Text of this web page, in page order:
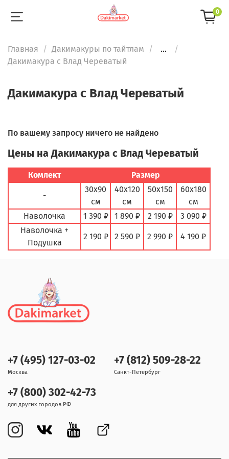
0
Главная Дакимакуры по тайтлам
...
Дакимакура с Влад Череватый
Дакимакура с Влад Череватый
По вашему запросу ничего не найдено
Цены на Дакимакура с Влад Череватый
Комлект Размер
-
30х90
см
40х120
см
50х150
см
60х180
см
Наволочка
1 390 ₽ 1 890 ₽ 2 190 ₽
3 090 ₽
Наволочка +
Подушка
2 190 ₽ 2 590 ₽ 2 990 ₽ 4 190 ₽
+7 (495) 127-03-02
Москва
+7 (812) 509-28-22
Санкт-Петербург
+7 (800) 302-42-73
для других городов РФ